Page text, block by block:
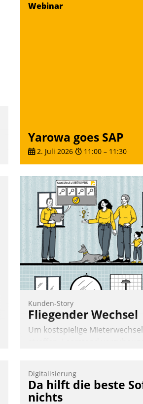
Webinar
Yarowa goes SAP
2. Juli 2026 11:00 – 11:30
Kunden-Story
Fliegender Wechsel
Um kostspielige
seit Jahresbeginn eine
und Eingriff bietende Lösung.
Entwicklung setzte man auf
Digitalisierung
Da hilft die beste
nichts